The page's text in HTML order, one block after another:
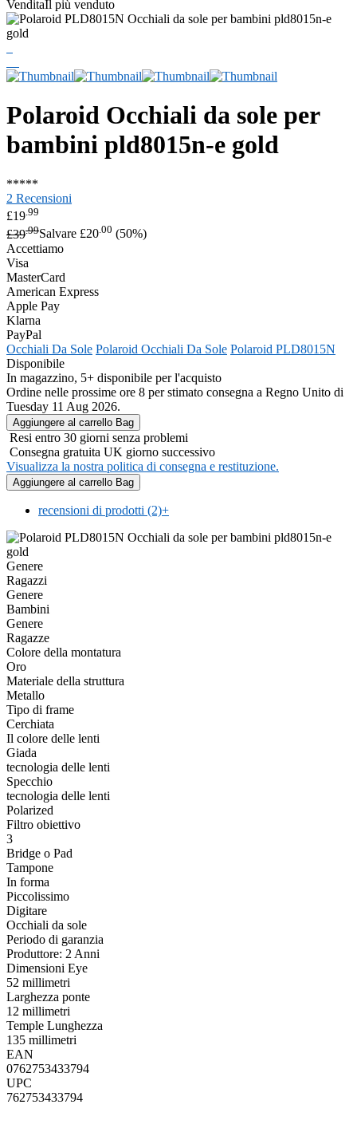
VenditaIl più venduto
Polaroid Occhiali da sole per
bambini pld8015n-e gold
*****
2 Recensioni
£19 .99
£39.99Salvare £20.00 (50%)
Accettiamo
Visa
MasterCard
American Express
Apple Pay
Klarna
PayPal
Occhiali Da Sole Polaroid Occhiali Da Sole Polaroid PLD8015N
Disponibile
In magazzino, 5+ disponibile per l'acquisto
Ordine nelle prossime ore 8 per stimato consegna a Regno Unito di
Tuesday 11 Aug 2026.
Resi entro 30 giorni senza problemi
Consegna gratuita UK giorno successivo
Visualizza la nostra politica di consegna e restituzione.
recensioni di prodotti (2)+
Genere
Ragazzi
Genere
Bambini
Genere
Ragazze
Colore della montatura
Oro
Materiale della struttura
Metallo
Tipo di frame
Cerchiata
Il colore delle lenti
Giada
tecnologia delle lenti
Specchio
tecnologia delle lenti
Polarized
Filtro obiettivo
3
Bridge o Pad
Tampone
In forma
Piccolissimo
Digitare
Occhiali da sole
Periodo di garanzia
Produttore: 2 Anni
Dimensioni Eye
52 millimetri
Larghezza ponte
12 millimetri
Temple Lunghezza
135 millimetri
EAN
0762753433794
UPC
762753433794